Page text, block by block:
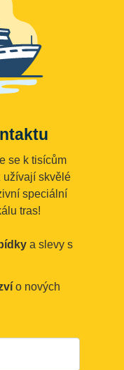
se k tisícům
užívají skvělé
speciální
tras!
a slevy s
o nových